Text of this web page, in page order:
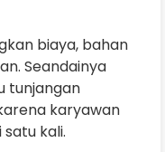
biaya, bahan
Seandainya
tunjangan
karyawan
kali.